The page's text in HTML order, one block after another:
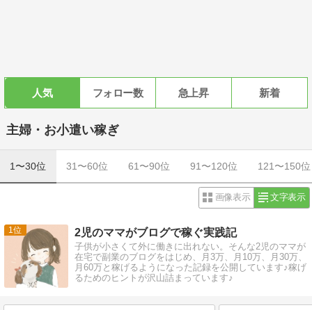
人気 フォロー数 急上昇 新着
主婦・お小遣い稼ぎ
1〜30位 31〜60位 61〜90位 91〜120位 121〜150位
画像表示 文字表示
1 2児のママがブログで稼ぐ実践記
子供が小さくて外に働きに出れない。そんな2児のママが
在宅で副業のブログをはじめ、月3万、月10万、月30万、
月60万と稼げるようになった記録を公開しています♪稼げ
るためのヒントが沢山詰まっています♪